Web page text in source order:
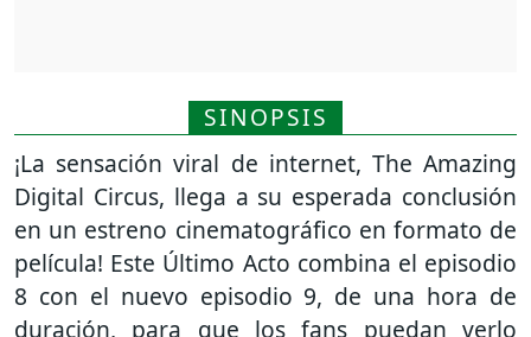
SINOPSIS
¡La sensación viral de internet, The Amazing
Digital Circus, llega a su esperada conclusión
en un estreno cinematográfico en formato de
película! Este Último Acto combina el episodio
8 con el nuevo episodio 9, de una hora de
duración, para que los fans puedan verlo